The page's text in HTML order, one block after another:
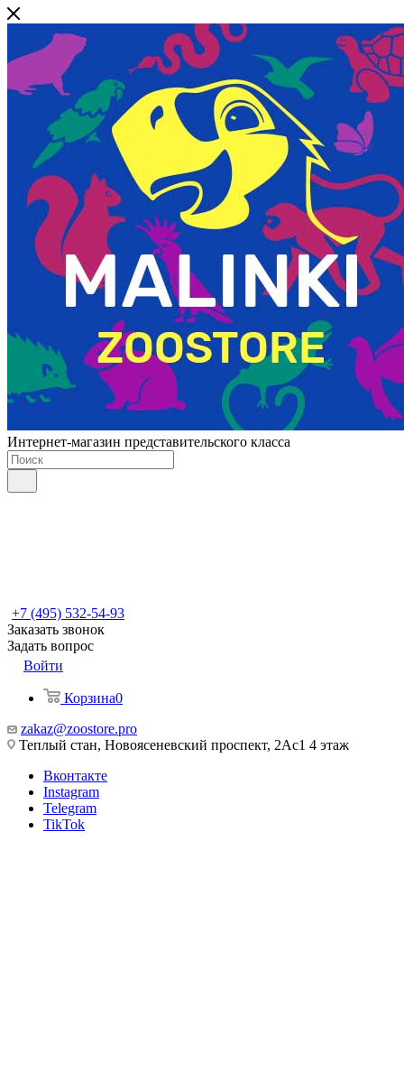
Интернет-магазин представительского класса
+7 (495) 532-54-93
Заказать звонок
Задать вопрос
Войти
Корзина0
zakaz@zoostore.pro
Теплый стан, Новоясеневский проспект, 2Ас1 4 этаж
Вконтакте
Instagram
Telegram
TikTok